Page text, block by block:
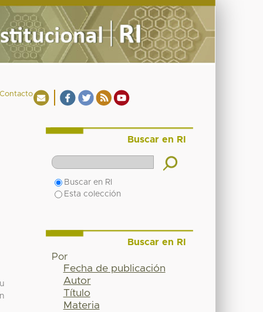
Contacto
Buscar en RI
Buscar en RI
Esta colección
Buscar en RI
Por
Fecha de publicación
Autor
Título
Materia